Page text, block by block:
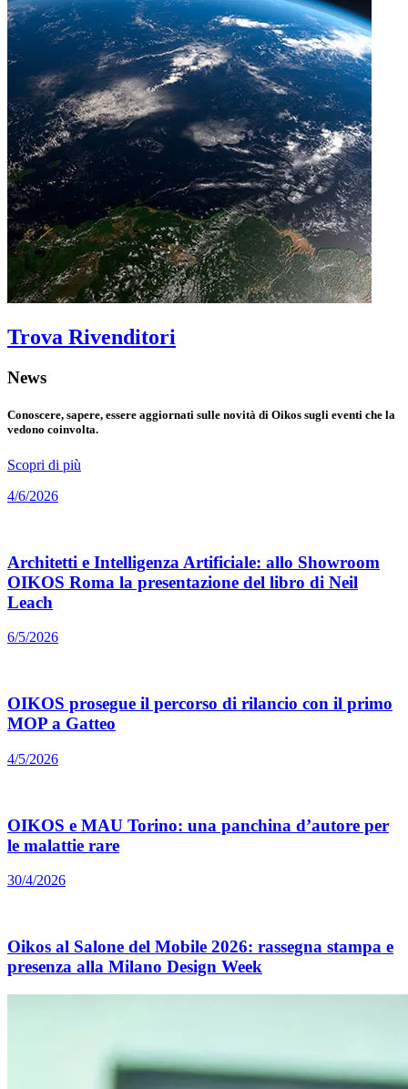
Trova Rivenditori
News
Conoscere, sapere, essere aggiornati sulle novità di Oikos sugli eventi che la
vedono coinvolta.
Scopri di più
4/6/2026
Architetti e Intelligenza Artificiale: allo Showroom
OIKOS Roma la presentazione del libro di Neil
Leach
6/5/2026
OIKOS prosegue il percorso di rilancio con il primo
MOP a Gatteo
4/5/2026
OIKOS e MAU Torino: una panchina d’autore per
le malattie rare
30/4/2026
Oikos al Salone del Mobile 2026: rassegna stampa e
presenza alla Milano Design Week